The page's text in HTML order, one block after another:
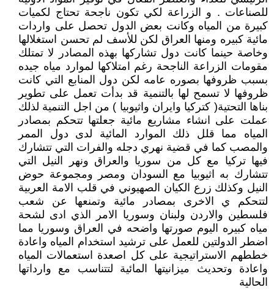
للصناعات . و الزراعة لكي تكون ناجحة تحتاج لكميات
كبيرة من المياه وكانت بعض الدول تحصل على واردات
مائية كبيره ومنها العراق لكن للأسف لم تحسن استغلالها
وخاصة حينما كانت دول تشاركها بهذه المصادر لا تمتلك
مقومات الزراعة الناجحة رغم امتلاكها لموارد مياه جيده
بسبب ظروفها بصوره عامه لكن دول المنابع التي كانت
ظروفها لا تسمح لها بالتنمية قد بدأت تعمل على تطوير
بناها التحتية( كتركيا وايران واثيوبيا ) من اجل التنمية لذلك
عملت على انشاء مشاريع مائية جعلتها تتحكم بمصادر
المياه مما قلل ذلك الموارد المائية لدى دول الممر
والمصب كما في قضية نهري دجله والفرات التي تتشارك
فيها تركيا مع كل من سوريا والعراق ونهر النيل التي
تتشارك به اثيوبيا مع السودان ومصر ومجموعة حوض
النيل وكذلك زرع الكيان الصهيوني في قلب الامة العربية
لتتحكم ي الاخرى بمصادر مائية وتمنعها عن شعب
فلسطين والاردن ولبنان وسوريا الامر الذي ادى لشحة
مياه كبيره اليوم صورتها واضحه في العراق وسوريا مما
اضطر الدولتين للعمل على ترشيد استخدام المياه واعادة
خططهم الاستراتيجية على كل اصعدة استعمالات المياه
واعادة وتحديث ميزانيتها المائية لتتناسب مع وارداتها
الحالية